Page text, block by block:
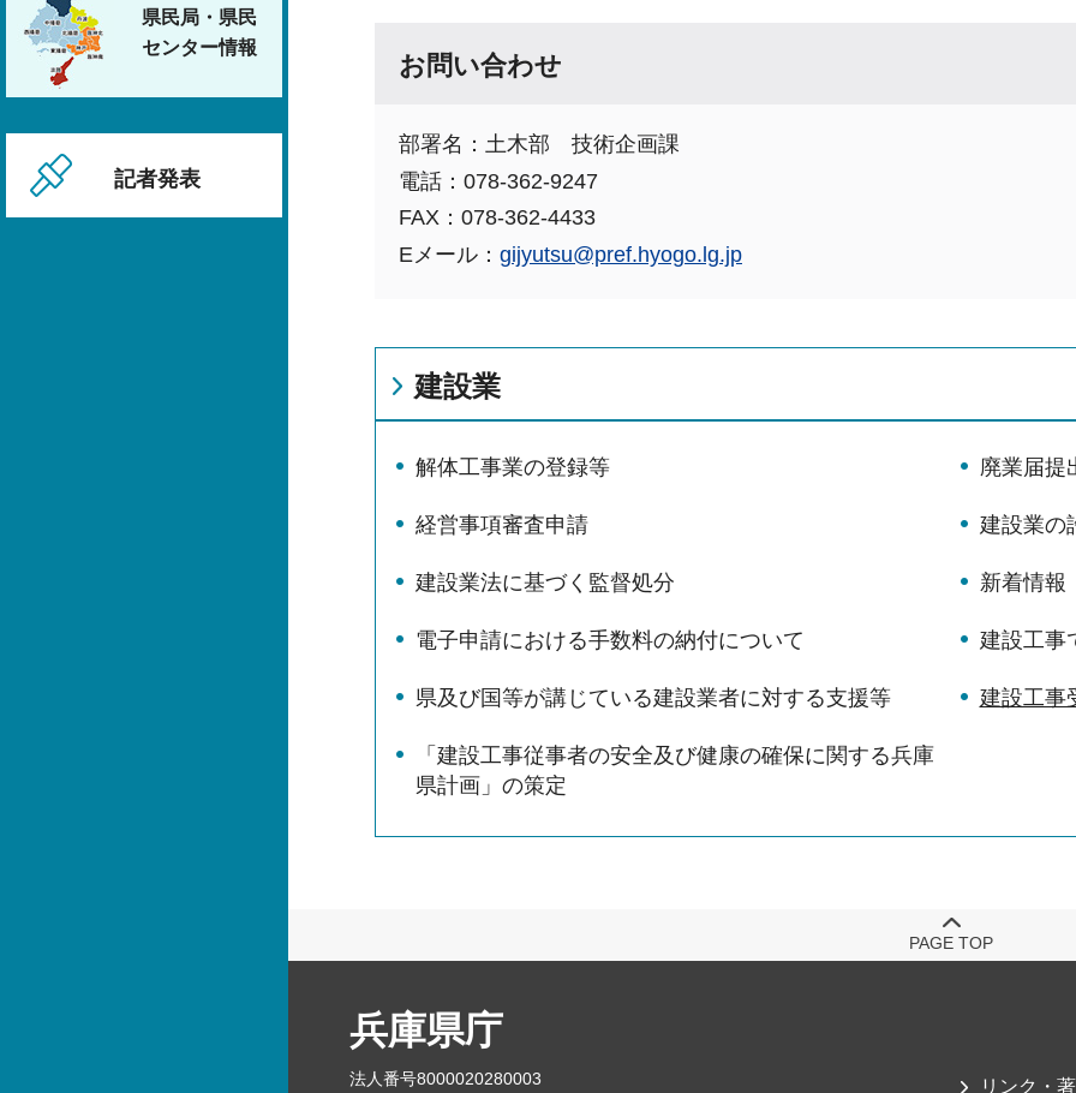
県民局・県民
センター情報
記者発表
お問い合わせ
部署名：土木部 技術企画課
電話：078-362-9247
FAX：078-362-4433
Eメール： gijyutsu@pref.hyogo.lg.jp
建設業
解体工事業の登録等 廃業届提
経営事項審査申請 建設業の
建設業法に基づく監督処分 新着情報
電子申請における手数料の納付について 建設工事
県及び国等が講じている建設業者に対する支援等 建設工事
「建設工事従事者の安全及び健康の確保に関する兵庫
県計画」の策定
PAGE TOP
兵庫県庁
法人番号8000020280003 リンク・